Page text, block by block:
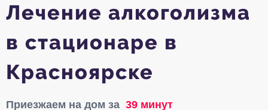
Лечение алкоголизма
в стационаре в
Красноярске
Приезжаем на дом за 39 минут